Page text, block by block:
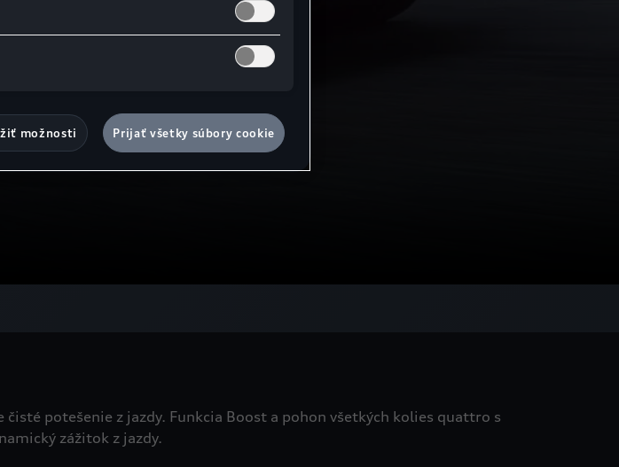
potešenie z jazdy. Funkcia Boost a pohon všetkých kolies quattro s
zážitok z jazdy.
možnosti Prijať všetky súbory cookie